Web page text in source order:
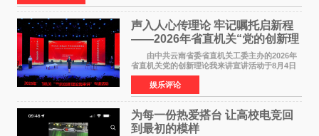
声入人心传理论 牢记嘱托启新程
——2026年省直机关“党的创新理
论我来讲”宣讲活动圆满落幕
由中共云南省委省直机关工委主办的2026年
省直机关党的创新理论我来讲宣讲活动于8月4日
至5日在昆明举办。活动以 "牢记嘱托 感恩奋进
开创云南发展新局面 "为主题，坚持以新时代中国
特色社会主义
娱乐评论
为每一份热爱搭台 让高校电竞回
到最初的模样